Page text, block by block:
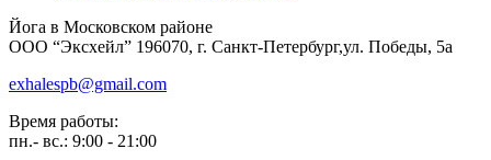
Йога в Московском районе
ООО “Эксхейл” 196070, г. Санкт-Петербург,ул. Победы, 5а
exhalespb@gmail.com
Время работы:
пн.- вс.: 9:00 - 21:00